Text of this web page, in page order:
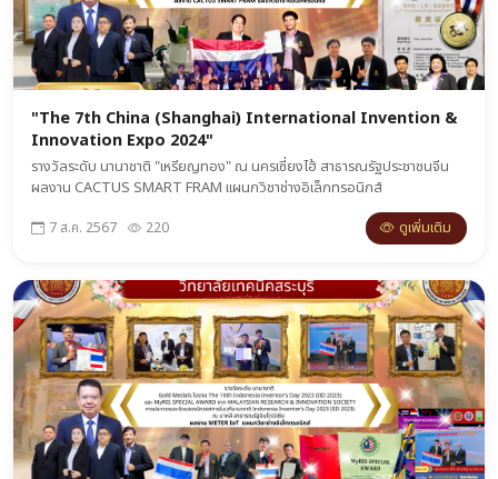
"The 7th China (Shanghai) International Invention &
Innovation Expo 2024"
รางวัลระดับ นานาชาติ "เหรียญทอง" ณ นครเซี่ยงไฮ้ สาธารณรัฐประชาชนจีน
ผลงาน CACTUS SMART FRAM แผนกวิชาช่างอิเล็กทรอนิกส์
7 ส.ค. 2567 220 ดูเพิ่มเติม